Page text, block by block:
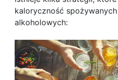
kaloryczność
alkoholowych: